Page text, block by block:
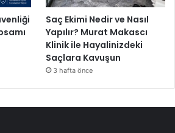
Saç Ekimi Nedir ve Nasıl
Yapılır? Murat Makascı
Klinik ile Hayalinizdeki
Saçlara Kavuşun
3 hafta önce